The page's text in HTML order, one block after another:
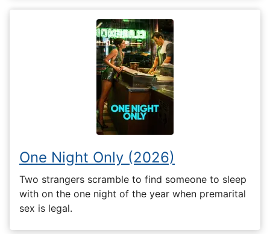
One Night Only (2026)
Two strangers scramble to find someone to sleep
with on the one night of the year when premarital
sex is legal.